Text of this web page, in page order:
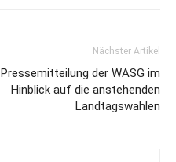
Nächster Artikel
Pressemitteilung der WASG im
Hinblick auf die anstehenden
Landtagswahlen